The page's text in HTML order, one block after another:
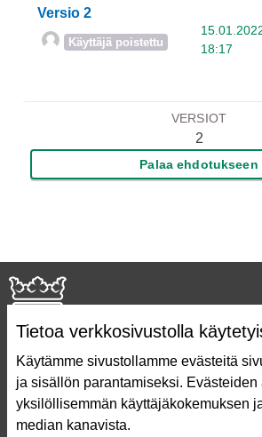
Tietoa verkkosivustolla
Käytämme sivustollamme evästeitä
ja sisällön parantamiseksi.
yksilöllisemmän käyttäjäkokemuksen
median kanavista.
Versio 2
Käyttäjä poistettu
18:17
VERSIOT
2
Palaa ehdotukseen
Näin äänestät Asukasbudjetissa
Asukasbudjetin vaiheet
Usein kysytyt kysymykset